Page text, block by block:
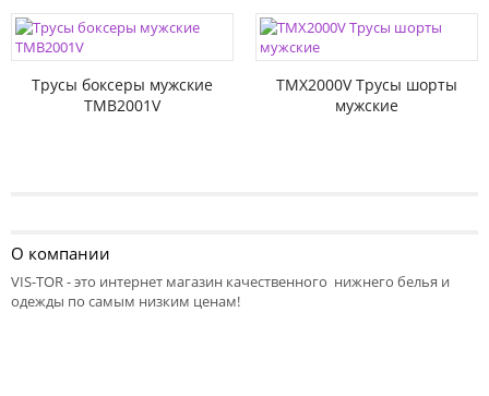
Трусы боксеры мужские
TMB2001V
TMX2000V Трусы шорты
мужские
О компании
VIS-TOR - это интернет магазин качественного нижнего белья и
одежды по самым низким ценам!